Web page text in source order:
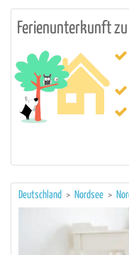
Ferienunterkunft
Deutschland > Nordsee >